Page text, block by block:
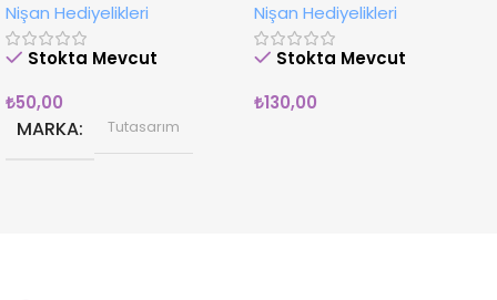
Magnet
Nişan Hediyelikleri
Stokta Mevcut
₺50,00
MARKA Tutasarım
Nişan Hediyelikleri
Stokta Mevcut
₺130,00